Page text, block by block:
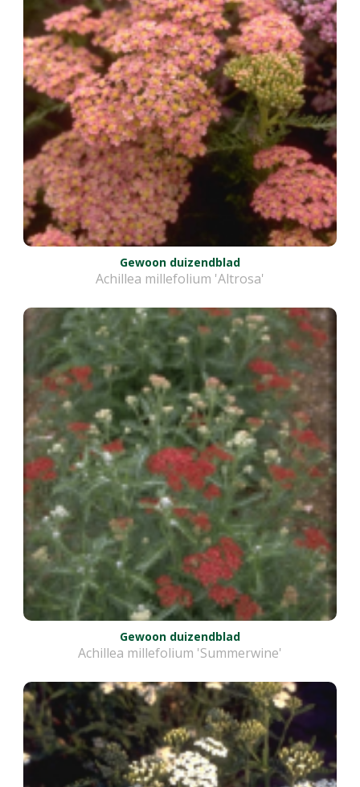
Gewoon duizendblad
Achillea millefolium 'Altrosa'
Gewoon duizendblad
Achillea millefolium 'Summerwine'